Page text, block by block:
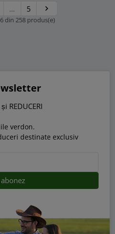
… 5 Urmatorul

din 258 produs(e)
REDUCERI
verdon.
destinate exclusiv